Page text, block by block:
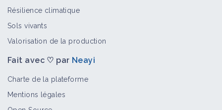
Résilience climatique
Sols vivants
Valorisation de la production
Fait avec ♡ par Neayi
Charte de la plateforme
Mentions légales